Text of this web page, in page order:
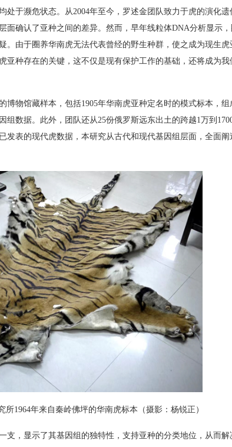
于濒危状态。从2004年至今，罗述金团队致力于虎的演化
面确认了亚种之间的差异。然而，早年线粒体DNA分析显示
。由于圈养华南虎无法代表曾经的野生种群，使之成为现生
亚种存在的关键，这不仅是现有保护工作的基础，还将成为
博物馆藏样本，包括1905年华南虎亚种定名时的模式标本，
组数据。此外，团队还从25份俄罗斯远东出土的跨越1万到
发表的现代虎数据，本研究从古代和现代基因组层面，全面
所1964年来自秦岭佛坪的华南虎标本（摄影：杨锐正）
支，显示了其基因组的独特性，支持亚种的分类地位，从而